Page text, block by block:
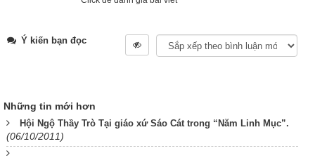
Ý kiến bạn đọc
Những tin mới hơn
Hội Ngộ Thầy Trò Tại giáo xứ Sáo Cát trong “Năm Linh Mục”.
(06/10/2011)